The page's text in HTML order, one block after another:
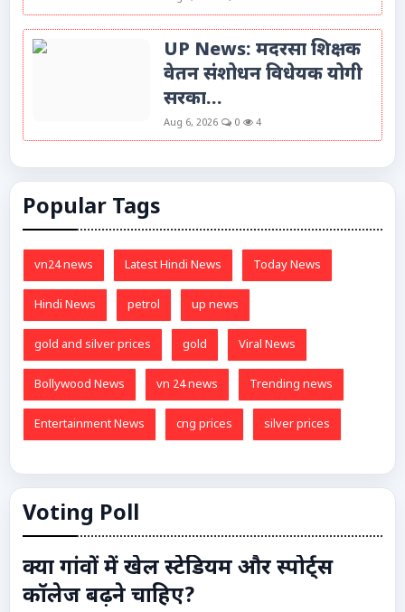
UP News: मदरसा शिक्षक
वेतन संशोधन विधेयक योगी
सरका...
Aug 6, 2026 0 4
Popular Tags
vn24 news Latest Hindi News Today News
Hindi News petrol up news
gold and silver prices gold Viral News
Bollywood News vn 24 news Trending news
Entertainment News cng prices silver prices
Voting Poll
क्या गांवों में खेल स्टेडियम और स्पोर्ट्स
कॉलेज बढ़ने चाहिए?